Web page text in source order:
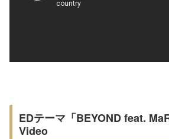
EDテーマ「BEYOND feat.
Video